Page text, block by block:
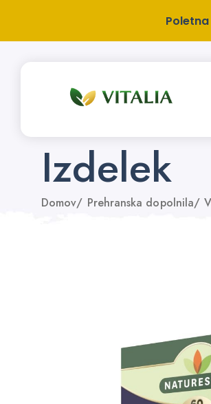
Izdelek
Domov/ Prehranska dopolnila/